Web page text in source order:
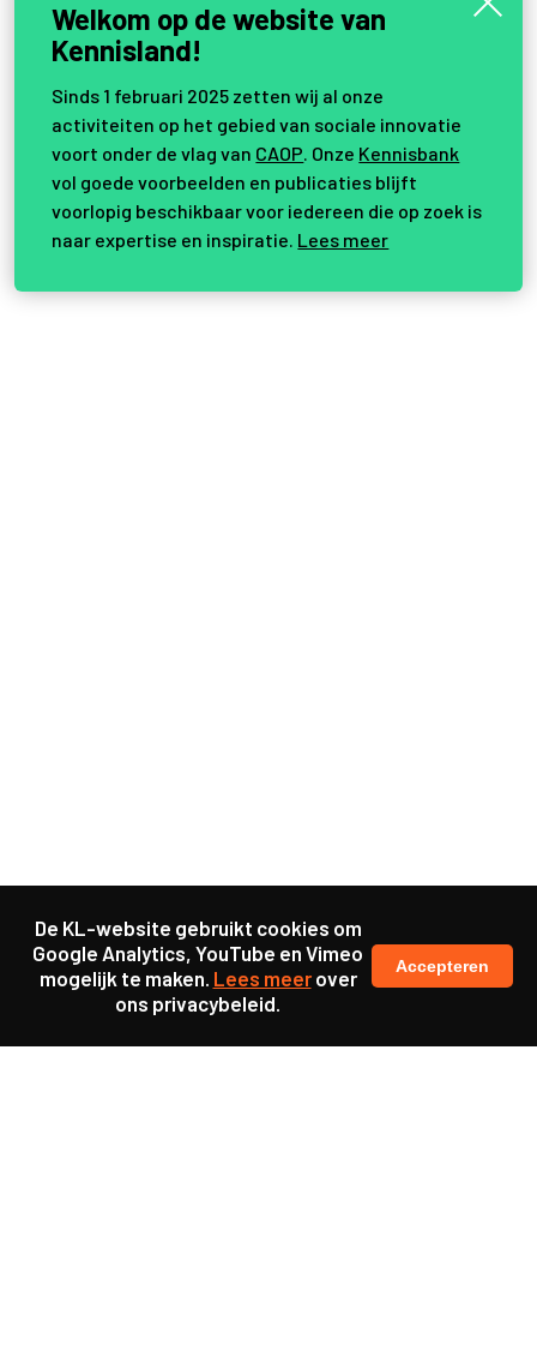
Welkom op de website van
Kennisland!
Sinds 1 februari 2025 zetten wij al onze
activiteiten op het gebied van sociale innovatie
voort onder de vlag van CAOP . Onze Kennisbank
vol goede voorbeelden en publicaties blijft
voorlopig beschikbaar voor iedereen die op zoek is
naar expertise en inspiratie. Lees meer
De KL-website gebruikt cookies om
Google Analytics, YouTube en Vimeo
mogelijk te maken. Lees meerover
ons privacybeleid.
Accepteren